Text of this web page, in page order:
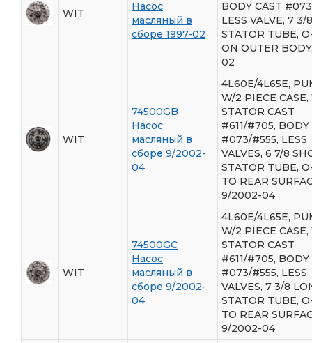
WIT
Насос
масляный в
сборе 1997-02
BODY CAST
LESS VALVE, 7 3/
STATOR TUBE,
ON OUTER
02
WIT
74500GB
Насос
масляный в
сборе 9/2002-
04
4L60E/4L65E,
W/2 PIECE CASE,
STATOR CAST
#611/#705, BODY
#073/#555, LESS
VALVES, 6 7/8
STATOR TUBE,
TO REAR
9/2002-04
WIT
74500GC
Насос
масляный в
сборе 9/2002-
04
4L60E/4L65E,
W/2 PIECE CASE,
STATOR CAST
#611/#705, BODY
#073/#555, LESS
VALVES, 7 3/8
STATOR TUBE,
TO REAR
9/2002-04